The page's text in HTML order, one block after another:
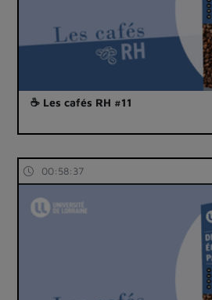
☕ Les cafés RH #11
00:58:37